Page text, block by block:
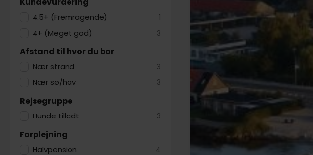
4.5+ (Fremragende) 1
4+ (Meget god) 3
Afstand til hvor du bor
Nær strand 3
Nær sø/hav 3
Rejsegruppe
Hunde tilladt 3
Forplejning
Halvpension 4
sted for et billigt
omkring Ringkøbing og
skønne wellnesshoteller, som
omkring en times kørsel, og
under et ophold på den
vandborg, Egeskov Slot eller
side af Storebælt finder I flere
Slagelse eller Skælskør. Og
spaophold og gode tilbud at
Jer. Når I booker ved Risskov